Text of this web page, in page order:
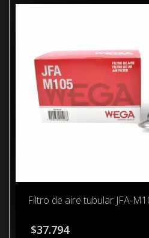
Filtro de aire tubular JFA-
$37.794